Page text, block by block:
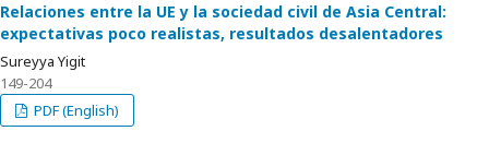
Relaciones entre la UE y la sociedad civil de Asia Central:
expectativas poco realistas, resultados desalentadores
Sureyya Yigit
149-204
PDF (English)